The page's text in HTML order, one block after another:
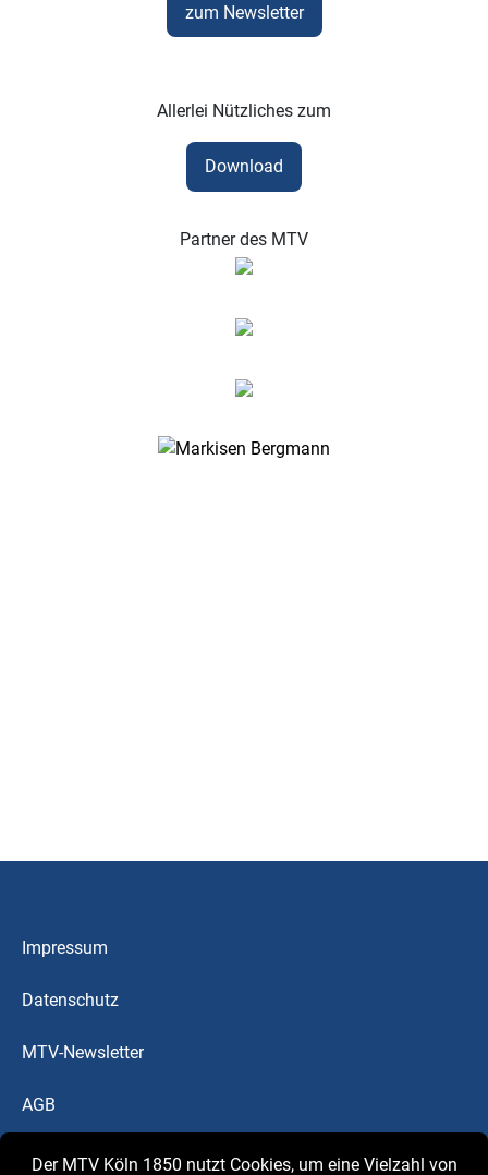
zum Newsletter
Allerlei Nützliches zum
Download
Partner des MTV
Impressum
Datenschutz
MTV-Newsletter
AGB
Downloads
Der MTV Köln 1850 nutzt Cookies, um eine Vielzahl von